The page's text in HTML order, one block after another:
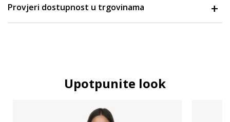
Provjeri dostupnost u trgovinama
Upotpunite look